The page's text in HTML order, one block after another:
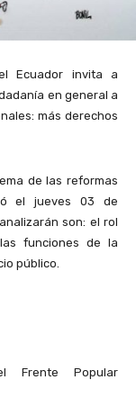
Ecuador invita a
en general a
más derechos
de las reformas
el jueves 03 de
son: el rol
funciones de la
público.
Frente Popular